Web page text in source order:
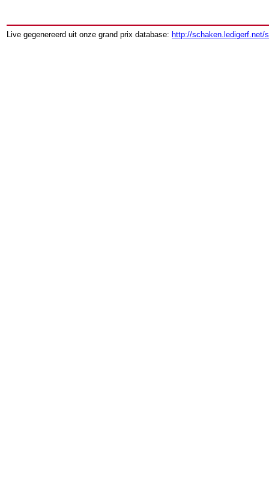
Live gegenereerd uit onze grand prix database: http://schaken.ledigerf.net/